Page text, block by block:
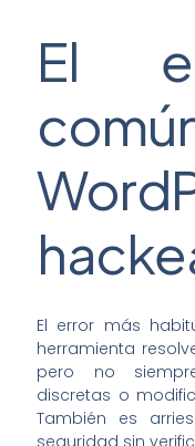
El
El error más
herramienta
pero no
discretas o
También es
seguridad sin